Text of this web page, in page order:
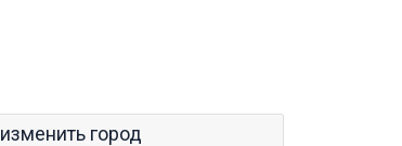
изменить город